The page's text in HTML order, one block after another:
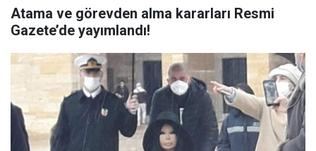
Atama ve görevden alma kararları Resmi
Gazete’de yayımlandı!